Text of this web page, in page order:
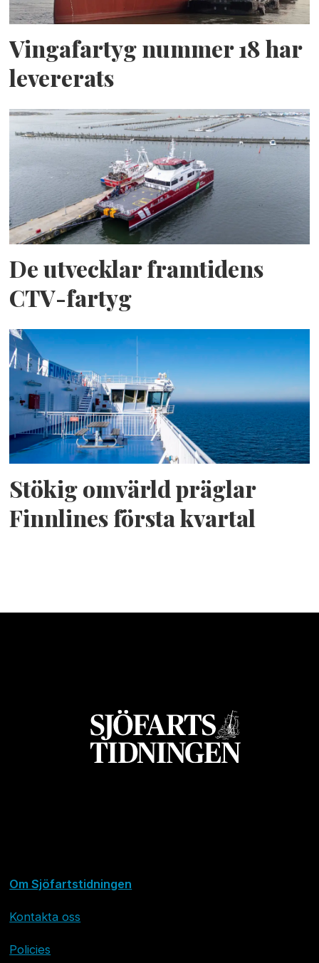
Vingafartyg nummer 18 har
levererats
De utvecklar framtidens
CTV-fartyg
Stökig omvärld präglar
Finnlines första kvartal
Om Sjöfartstidningen
Kontakta oss
Policies